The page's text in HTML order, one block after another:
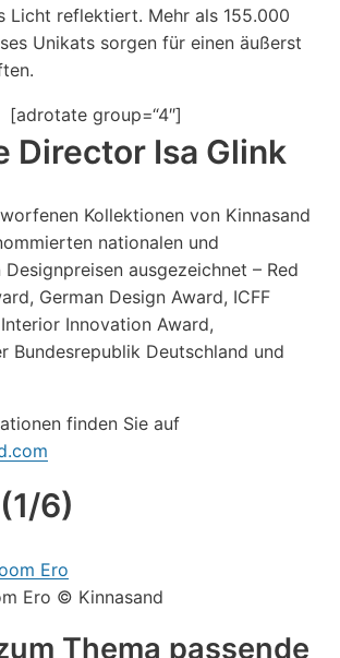
Licht reflektiert. Mehr als 155.000
Unikats sorgen für einen äußerst
[adrotate group=“4″]
Director Isa Glink
Kollektionen von Kinnasand
nationalen und
ausgezeichnet – Red
German Design Award, ICFF
Innovation Award,
Bundesrepublik Deutschland und
finden Sie auf
6)
Ero © Kinnasand
Thema passende